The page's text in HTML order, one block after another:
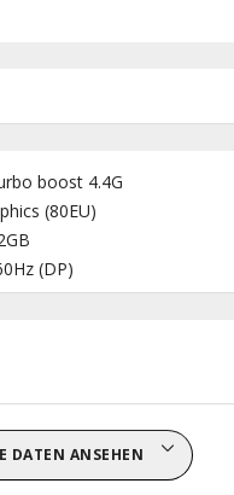
boost 4.4G
(80EU)
(DP)
DATEN ANSEHEN